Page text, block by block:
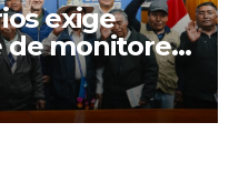
exige
de monitoreo
y